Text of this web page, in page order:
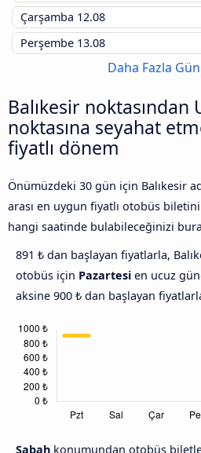
Çarşamba 12.08
Perşembe 13.08
Daha Fazla
Balıkesir noktasından
noktasına seyahat
fiyatlı dönem
Önümüzdeki 30 gün için Balıkesir
arası en uygun fiyatlı otobüs
hangi saatinde bulabileceğinizi
891 ₺ dan başlayan fiyatlarla,
otobüs için Pazartesi en ucuz
aksine 900 ₺ dan başlayan
Sabah konumundan otobüs